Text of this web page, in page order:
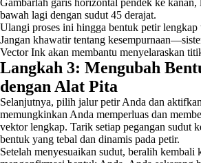
Gambarlah garis horizontal pendek ke
bawah lagi dengan sudut 45 derajat.
Ulangi proses ini hingga bentuk petir lengkap
Jangan khawatir tentang
Vector Ink akan membantu menyelaraskan
Langkah 3: Mengubah
dengan Alat Pita
Selanjutnya, pilih jalur petir Anda dan aktifkan
memungkinkan Anda memperluas dan
vektor lengkap. Tarik setiap pegangan sudut
bentuk yang tebal dan dinamis pada petir.
Setelah menyesuaikan sudut, beralih kembali